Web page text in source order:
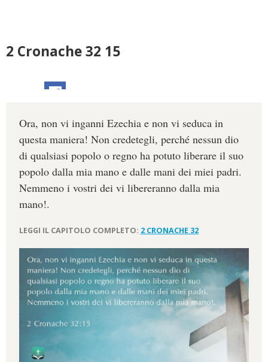
2 Cronache 32 15
Ora, non vi inganni Ezechia e non vi seduca in
questa maniera! Non credetegli, perché nessun dio
di qualsiasi popolo o regno ha potuto liberare il suo
popolo dalla mia mano e dalle mani dei miei padri.
Nemmeno i vostri dei vi libereranno dalla mia
mano!.
LEGGI IL CAPITOLO COMPLETO: 2 CRONACHE 32